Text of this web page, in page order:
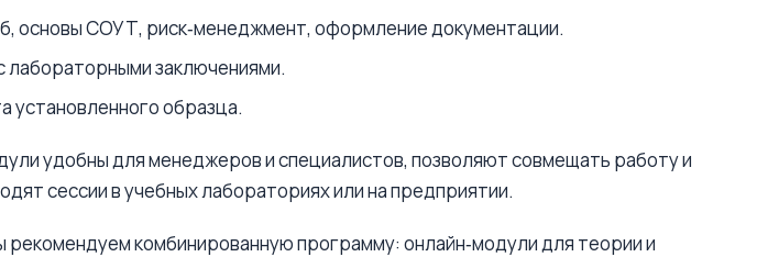
основы СОУТ, риск‑менеджмент, оформление документации.
заключениями.
установленного образца.
удобны для менеджеров и специалистов, позволяют совмещать работу и
сессии в учебных лабораториях или на предприятии.
рекомендуем комбинированную программу: онлайн‑модули для теории и